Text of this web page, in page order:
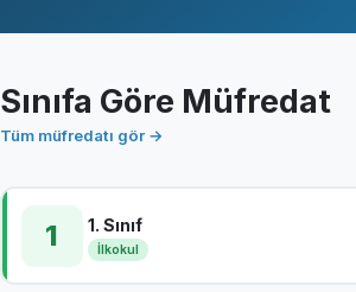
Sınıfa Göre Müfredat
Tüm müfredatı gör →
1 1. Sınıf
İlkokul